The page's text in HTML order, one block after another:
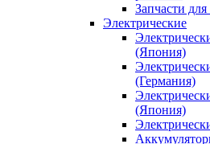
Запчасти
Электрические
(Япония)
(Германия)
(Япония)